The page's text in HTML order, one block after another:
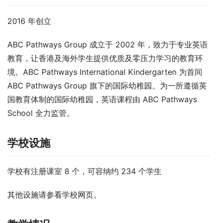
2016 年创立
ABC Pathways Group 成立于 2002 年，致力于专业英语
教育，让香港及海外学生提供优质及零压力学习的教育环
境。ABC Pathways International Kindergarten 为首间
ABC Pathways Group 旗下的国际幼稚园。为一所遵循英
国教育体制的国际幼稚园，英语课程由 ABC Pathways
School 全力监管。
学校设施
学校有注册课室 8 个，可容纳约 234 个学生
其他设施请参看学校网页。